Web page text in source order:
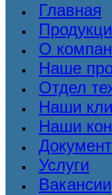
Главная
О
Наше
Отдел
Наши
Наши
Услуги
Вакансии